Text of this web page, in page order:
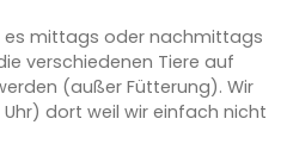
es mittags oder nachmittags
verschiedenen Tiere auf
(außer Fütterung). Wir
Uhr) dort weil wir einfach nicht